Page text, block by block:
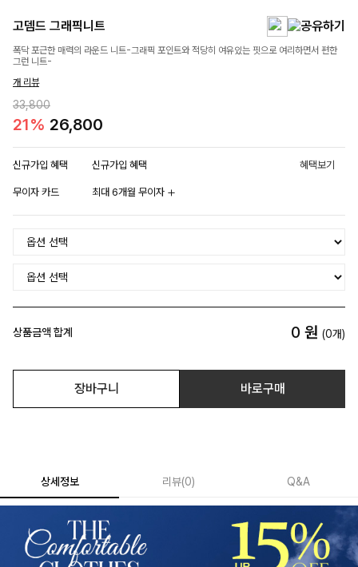
고뎀드 그래픽니트
폭닥 포근한 매력의 라운드 니트-그래픽 포인트와 적당히 여유있는 핏으로 여리하면서 편한
그런 니트-
개 리뷰
33,800
21% 26,800
신규가입 혜택 신규가입 혜택 혜택보기
무이자 카드 최대 6개월 무이자
상품금액 합계 0 원 (0개)
장바구니 바로구매
상세정보 리뷰(0) Q&A